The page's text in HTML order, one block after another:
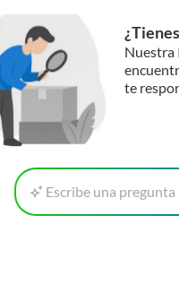
Nuestra
te
Escribe una pregunta